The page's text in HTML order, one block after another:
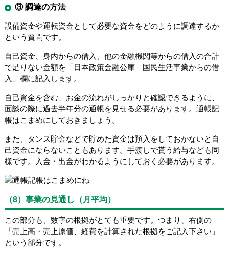
③ 調達の方法
設備資金や運転資金として必要な資金をどのように調達するか
という質問です。
自己資金、身内からの借入、他の金融機関等からの借入の合計
で足りない金額を「日本政策金融公庫 国民生活事業からの借
入」欄に記入します。
自己資金を含む、お金の流れがしっかりと確認できるように、
面談の際に過去半年分の通帳を見せる必要があります。通帳記
帳はこまめにしておきましょう。
また、タンス貯金などで貯めた資金は預入をしておかないと自
己資金にならないこともあります。手渡しで貰う給与なども同
様です。入金・出金がわかるようにしておく必要があります。
（8）事業の見通し（月平均）
この部分も、数字の根拠がとても重要です。つまり、右側の
「売上高・売上原価、経費を計算された根拠をご記入下さい」
という部分です。